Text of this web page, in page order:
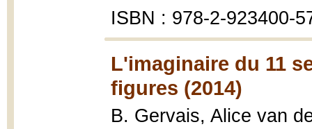
ISBN : 978-2-923400-
L'imaginaire du 11
figures (2014)
B. Gervais, Alice van